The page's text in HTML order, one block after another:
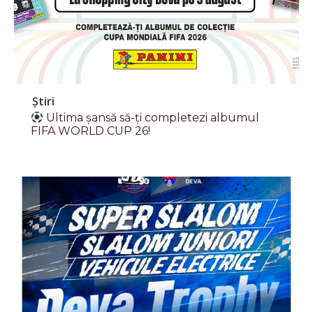
Știri
Ultima șansă să-ți completezi albumul
FIFA WORLD CUP 26!